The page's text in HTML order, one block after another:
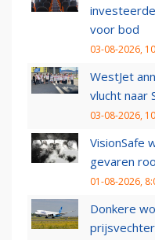
voor bod
03-08-2026,
WestJet
vlucht naar
03-08-2026,
VisionSafe
gevaren
01-08-2026,
Donkere